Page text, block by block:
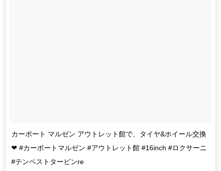
カーポート マルゼン アウトレット館で、タイヤ&ホイール交換
❤ #カーポートマルゼン #アウトレット館 #16inch #ロクサーニ
#テンペストタービンre